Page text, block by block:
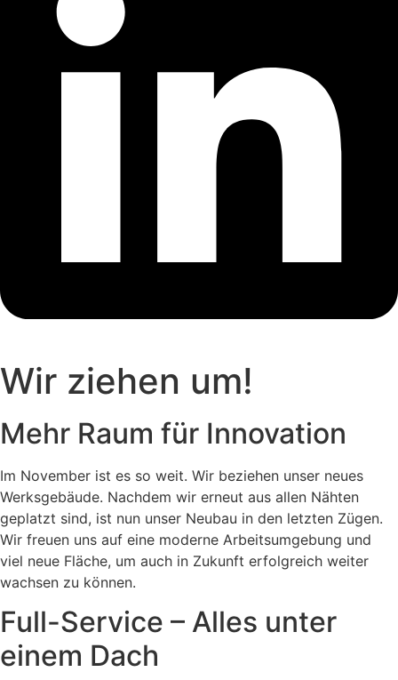
Wir ziehen um!
Mehr Raum für Innovation
Im November ist es so weit. Wir beziehen unser neues
Werksgebäude. Nachdem wir erneut aus allen Nähten
geplatzt sind, ist nun unser Neubau in den letzten Zügen.
Wir freuen uns auf eine moderne Arbeitsumgebung und
viel neue Fläche, um auch in Zukunft erfolgreich weiter
wachsen zu können.
Full-Service – Alles unter
einem Dach